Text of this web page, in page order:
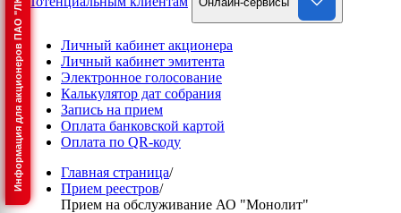
Информация для акционеров ПАО "ЛК "Европлан"
Личный кабинет акционера
Личный кабинет эмитента
Электронное голосование
Калькулятор дат собрания
Запись на прием
Оплата банковской картой
Оплата по QR-коду
Главная страница/
Прием реестров/
Прием на обслуживание АО "Монолит"